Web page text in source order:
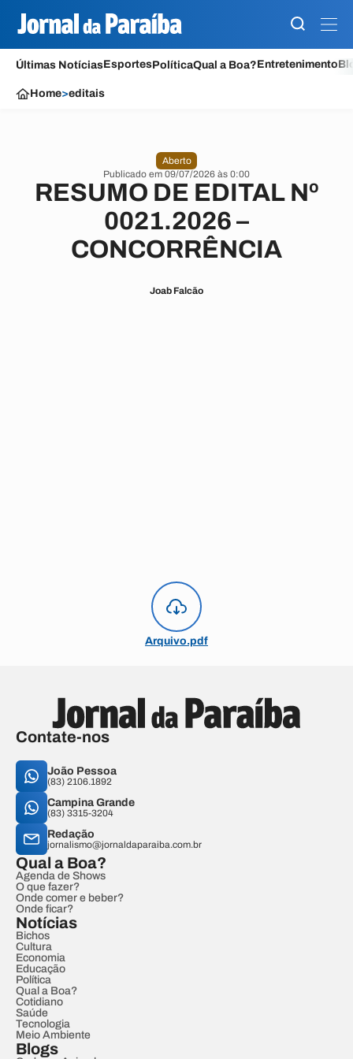
Últimas NotíciasEsportesPolíticaQual a Boa?Entretenimento
Home>editais
Aberto
Publicado em 09/07/2026 às 0:00
RESUMO DE EDITAL Nº
0021.2026 –
CONCORRÊNCIA
Joab Falcão
Arquivo.pdf
Contate-nos
João Pessoa
(83) 2106.1892
Campina Grande
(83) 3315-3204
Redação
jornalismo@jornaldaparaiba.com.br
Qual a Boa?
Agenda de Shows
O que fazer?
Onde comer e beber?
Onde ficar?
Notícias
Bichos
Cultura
Economia
Educação
Política
Qual a Boa?
Cotidiano
Saúde
Tecnologia
Meio Ambiente
Blogs